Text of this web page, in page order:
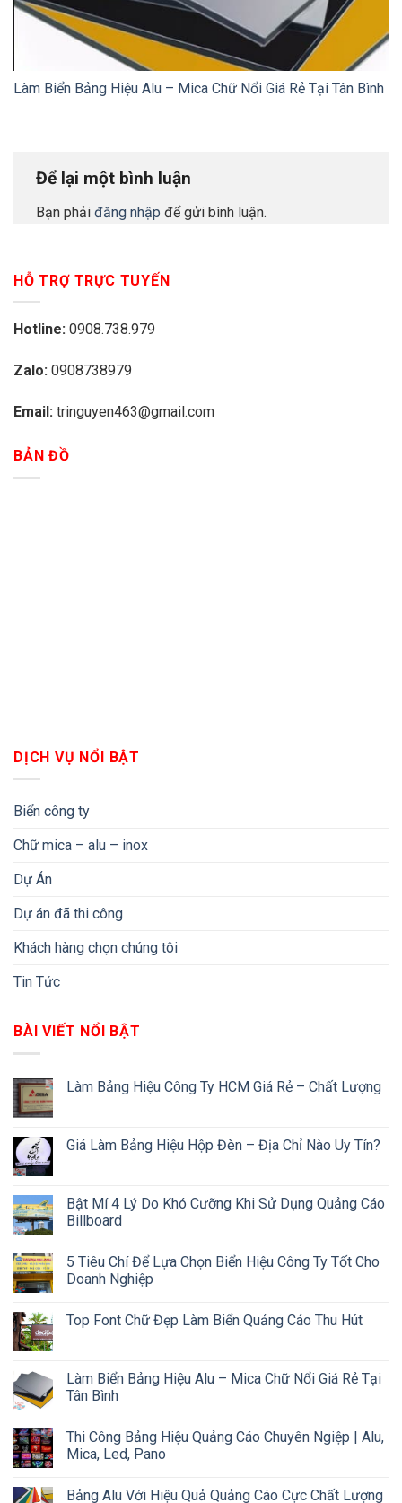
Làm Biển Bảng Hiệu Alu – Mica Chữ Nổi Giá Rẻ Tại Tân Bình
Để lại một bình luận
Bạn phải đăng nhập để gửi bình luận.
HỖ TRỢ TRỰC TUYẾN
Hotline: 0908.738.979
Zalo: 0908738979
Email: tringuyen463@gmail.com
BẢN ĐỒ
DỊCH VỤ NỔI BẬT
Biển công ty
Chữ mica – alu – inox
Dự Án
Dự án đã thi công
Khách hàng chọn chúng tôi
Tin Tức
BÀI VIẾT NỔI BẬT
Làm Bảng Hiệu Công Ty HCM Giá Rẻ – Chất Lượng
Giá Làm Bảng Hiệu Hộp Đèn – Địa Chỉ Nào Uy Tín?
Bật Mí 4 Lý Do Khó Cưỡng Khi Sử Dụng Quảng Cáo
Billboard
5 Tiêu Chí Để Lựa Chọn Biển Hiệu Công Ty Tốt Cho
Doanh Nghiệp
Top Font Chữ Đẹp Làm Biển Quảng Cáo Thu Hút
Làm Biển Bảng Hiệu Alu – Mica Chữ Nổi Giá Rẻ Tại
Tân Bình
Thi Công Bảng Hiệu Quảng Cáo Chuyên Ngiệp | Alu,
Mica, Led, Pano
Bảng Alu Với Hiệu Quả Quảng Cáo Cực Chất Lượng